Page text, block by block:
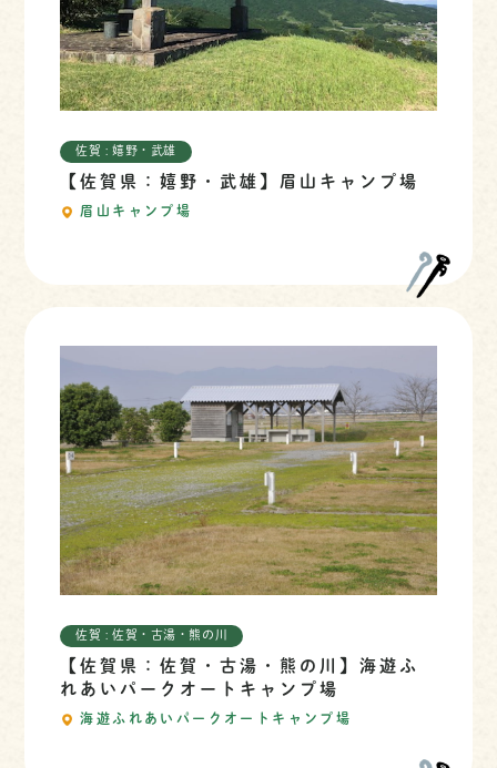
佐賀 : 嬉野・武雄
【佐賀県：嬉野・武雄】眉山キャンプ場
眉山キャンプ場
佐賀 : 佐賀・古湯・熊の川
【佐賀県：佐賀・古湯・熊の川】海遊ふ
れあいパークオートキャンプ場
海遊ふれあいパークオートキャンプ場